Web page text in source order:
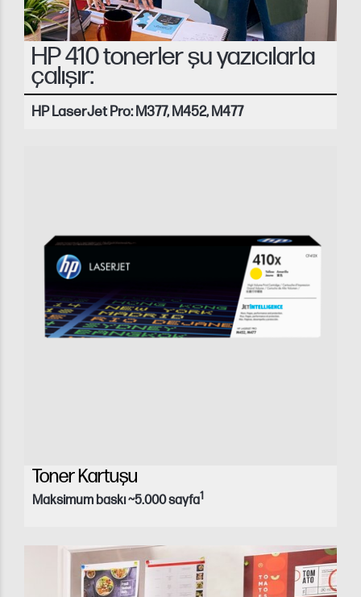
HP 410 tonerler şu yazıcılarla
çalışır:
HP LaserJet Pro: M377, M452, M477
Toner Kartuşu
Maksimum baskı ~5.000 sayfa1